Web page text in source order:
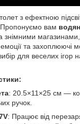
з ефектною
Пропонуємо вам
знімними
та захоплюючі
для веселих ігор
: 20.5×11×25 см —
ручок.
: Працює від